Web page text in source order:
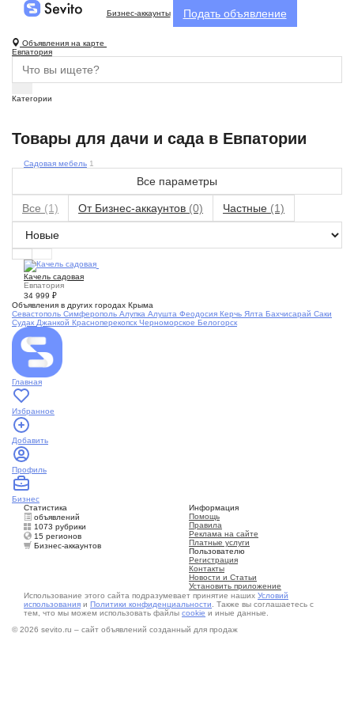
Бизнес-аккаунты Подать объявление
Объявления на карте
Евпатория
Категории
Товары для дачи и сада в Евпатории
Садовая мебель 1
Все параметры
Все (1) От Бизнес-аккаунтов (0) Частные (1)
Качель садовая
Евпатория
34 999 ₽
Объявления в других городах Крыма
Севастополь Симферополь Алупка Алушта Феодосия Керчь Ялта Бахчисарай Саки
Судак Джанкой Красноперекопск Черноморское Белогорск
Главная
Избранное
Добавить
Профиль
Бизнес
Статистика
объявлений
1073 рубрики
15 регионов
Бизнес-аккаунтов
Информация
Помощь
Правила
Реклама на сайте
Платные услуги
Пользователю
Регистрация
Контакты
Новости и Статьи
Установить приложение
Использование этого сайта подразумевает принятие наших Условий
использования и Политики конфиденциальности . Также вы соглашаетесь с
тем, что мы можем использовать файлы cookie и иные данные.
© 2026 sevito.ru – сайт объявлений созданный для продаж